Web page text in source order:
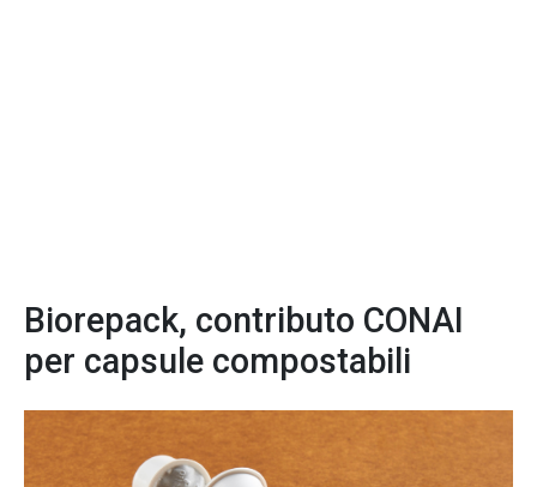
Biorepack, contributo CONAI
per capsule compostabili